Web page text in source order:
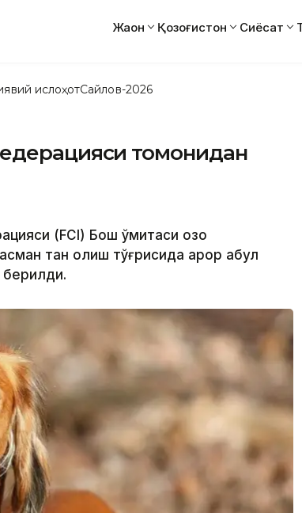
Жаҳон Қозоғистон Сиёсат
ислоҳотСайлов-2026
томонидан
(FCI) Бош қўмитаси қозоқ
тан олиш тўғрисида қарор қабул
берилди.